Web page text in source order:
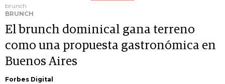
brunch
BRUNCH
El brunch dominical gana terreno
como una propuesta gastronómica en
Buenos Aires
Forbes Digital